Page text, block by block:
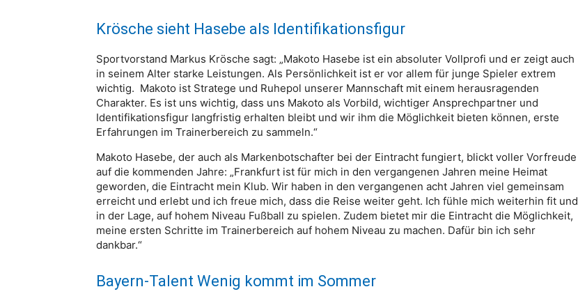
Krösche sieht Hasebe als Identifikationsfigur
Sportvorstand Markus Krösche sagt: „Makoto Hasebe ist ein absoluter Vollprofi und er zeigt auch
in seinem Alter starke Leistungen. Als Persönlichkeit ist er vor allem für junge Spieler extrem
wichtig. Makoto ist Stratege und Ruhepol unserer Mannschaft mit einem herausragenden
Charakter. Es ist uns wichtig, dass uns Makoto als Vorbild, wichtiger Ansprechpartner und
Identifikationsfigur langfristig erhalten bleibt und wir ihm die Möglichkeit bieten können, erste
Erfahrungen im Trainerbereich zu sammeln.“
Makoto Hasebe, der auch als Markenbotschafter bei der Eintracht fungiert, blickt voller Vorfreude
auf die kommenden Jahre: „Frankfurt ist für mich in den vergangenen Jahren meine Heimat
geworden, die Eintracht mein Klub. Wir haben in den vergangenen acht Jahren viel gemeinsam
erreicht und erlebt und ich freue mich, dass die Reise weiter geht. Ich fühle mich weiterhin fit und
in der Lage, auf hohem Niveau Fußball zu spielen. Zudem bietet mir die Eintracht die Möglichkeit,
meine ersten Schritte im Trainerbereich auf hohem Niveau zu machen. Dafür bin ich sehr
dankbar.“
Bayern-Talent Wenig kommt im Sommer